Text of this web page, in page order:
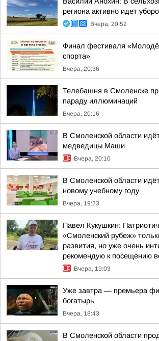
региона активно идет
Вчера, 20:52
Финал фестиваля
спорта»
Вчера, 20:36
Телебашня в Смоленске
параду иллюминаций
Вчера, 20:16
В Смоленской области
медведицы Маши
Вчера, 20:10
В Смоленской области
новому учебному году
Вчера, 19:23
Павел Кукушкин:
«Смоленский рубеж»
развития, но уже очень
рекомендую к посещению
Вчера, 19:03
Уже завтра — премьера
богатырь
Вчера, 18:43
В Смоленской области